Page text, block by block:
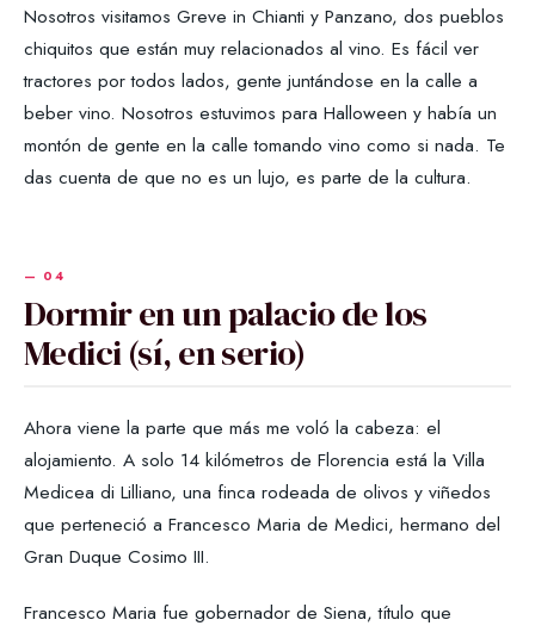
Nosotros visitamos Greve in Chianti y Panzano, dos pueblos
chiquitos que están muy relacionados al vino. Es fácil ver
tractores por todos lados, gente juntándose en la calle a
beber vino. Nosotros estuvimos para Halloween y había un
montón de gente en la calle tomando vino como si nada. Te
das cuenta de que no es un lujo, es parte de la cultura.
Dormir en un palacio de los
Medici (sí, en serio)
Ahora viene la parte que más me voló la cabeza: el
alojamiento. A solo 14 kilómetros de Florencia está la Villa
Medicea di Lilliano, una finca rodeada de olivos y viñedos
que perteneció a Francesco Maria de Medici, hermano del
Gran Duque Cosimo III.
Francesco Maria fue gobernador de Siena, título que